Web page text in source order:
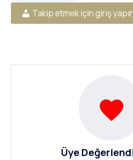
Takip etmek için giriş
Üye